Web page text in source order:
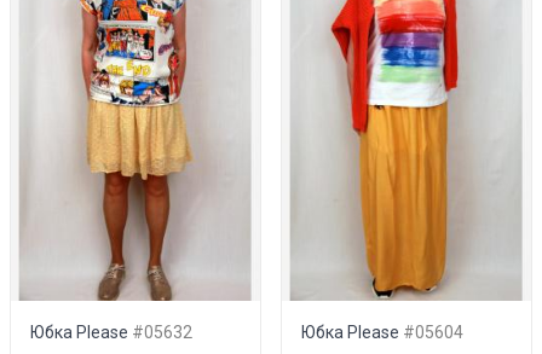
Юбка Please #05632 Юбка Please #05604